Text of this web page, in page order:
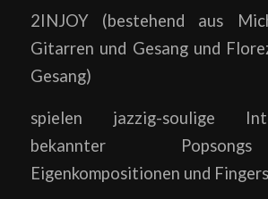
2INJOY (bestehend aus
Gitarren und Gesang und
Gesang)
spielen jazzig-soulige
bekannter
Eigenkompositionen und